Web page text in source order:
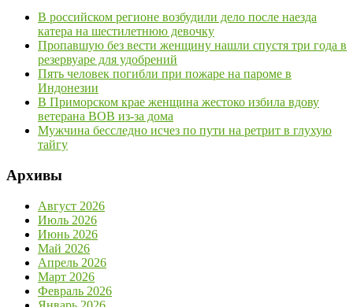
В российском регионе возбудили дело после наезда
катера на шестилетнюю девочку
Пропавшую без вести женщину нашли спустя три года в
резервуаре для удобрений
Пять человек погибли при пожаре на пароме в
Индонезии
В Приморском крае женщина жестоко избила вдову
ветерана ВОВ из-за дома
Мужчина бесследно исчез по пути на ретрит в глухую
тайгу
Архивы
Август 2026
Июль 2026
Июнь 2026
Май 2026
Апрель 2026
Март 2026
Февраль 2026